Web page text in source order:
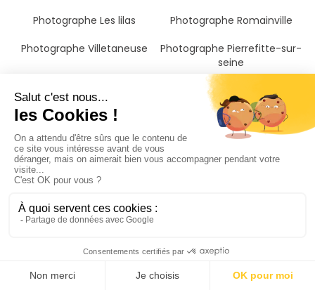
Photographe Les lilas
Photographe Romainville
Photographe Villetaneuse
Photographe Pierrefitte-sur-
seine
Photographe Bagnolet
Photographe Garges-lès-
gonesse
Photographe Montmagny
Photographe Gennevilliers
Photographe Bondy
Photographe Clichy
Photographe Épinay-sur-
seine
Photographe Noisy-le-sec
Photographe Asnières-sur-